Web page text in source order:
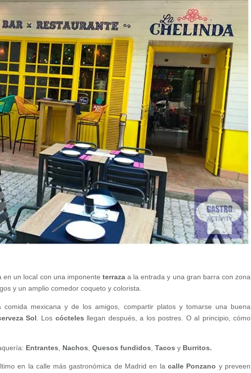
un local con una imponente terrazaa la entrada y una gran barra con zona
y un amplio comedor coqueto y colorista.
mexicana y de los amigos, compartir platos y tomarse una buena
Sol . Los cócteles llegan después, a los postres. O al principio, cómo
Entrantes Nachos ,Quesos fundidos ,Tacos y Burritos.
en la calle más gastronómica de Madrid en lacalle Ponzano y preveen